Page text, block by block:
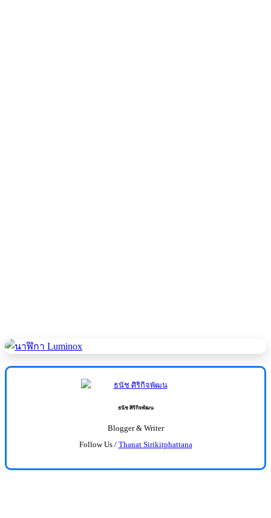
ธนัช ศิริกิจพัฒน
Blogger & Writer
Follow Us / Thanat Sirikitphattana